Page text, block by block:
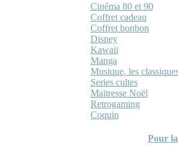
Cinéma 80 et 90
Coffret cadeau
Coffret bonbon
Disney
Kawaii
Manga
Musique, les
Series cultes
Maitresse Noël
Retrogaming
Coquin
Pour